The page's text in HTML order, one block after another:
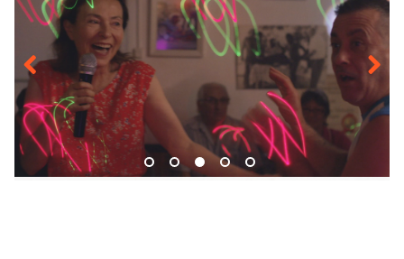
Previous Next